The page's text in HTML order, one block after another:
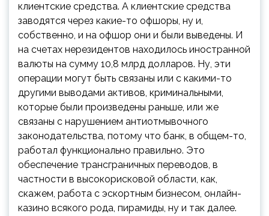
клиентские средства. А клиентские средства
заводятся через какие-то офшоры, ну и,
собственно, и на офшор они и были выведены. И
на счетах нерезидентов находилось иностранной
валюты на сумму 10,8 млрд долларов. Ну, эти
операции могут быть связаны или с какими-то
другими выводами активов, криминальными,
которые были произведены раньше, или же
связаны с нарушением антиотмывочного
законодательства, потому что банк, в общем-то,
работал функционально правильно. Это
обеспечение трансграничных переводов, в
частности в высокорисковой области, как,
скажем, работа с эскортным бизнесом, онлайн-
казино всякого рода, пирамиды, ну и так далее.